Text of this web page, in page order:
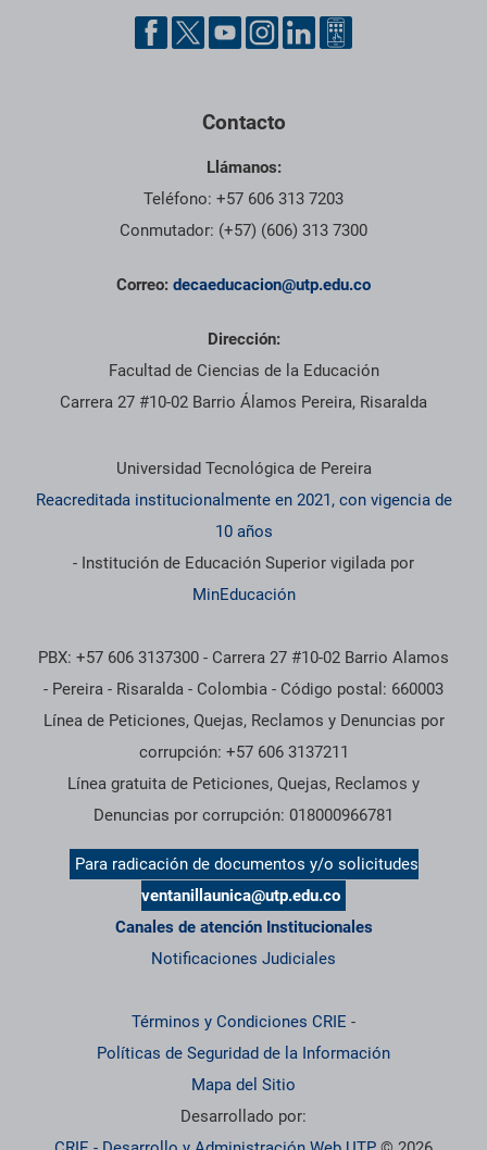
Pie de página con información de contacto, redes sociales y
Contacto
Llámanos:
Teléfono: +57 606 313 7203
Conmutador: (+57) (606) 313 7300
Correo: decaeducacion@utp.edu.co
Dirección:
Facultad de Ciencias de la Educación
Carrera 27 #10-02 Barrio Álamos Pereira, Risaralda
Información institucional
Universidad Tecnológica de Pereira
Reacreditada institucionalmente en 2021, con vigencia de
10 años
- Institución de Educación Superior vigilada por
MinEducación
PBX: +57 606 3137300 - Carrera 27 #10-02 Barrio Alamos
- Pereira - Risaralda - Colombia - Código postal: 660003
Línea de Peticiones, Quejas, Reclamos y Denuncias por
corrupción: +57 606 3137211
Línea gratuita de Peticiones, Quejas, Reclamos y
Denuncias por corrupción: 018000966781
Para radicación de documentos y/o solicitudes
ventanillaunica@utp.edu.co
Canales de atención Institucionales
Notificaciones Judiciales
Términos y Condiciones CRIE -
Políticas de Seguridad de la Información
Mapa del Sitio
Desarrollado por: